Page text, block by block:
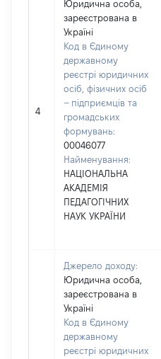
4
Юридична особа,
зареєстрована в
Україні
Код в Єдиному
державному
реєстрі юридичних
осіб, фізичних осіб
– підприємців та
громадських
формувань:
00046077
Найменування:
НАЦІОНАЛЬНА
АКАДЕМІЯ
ПЕДАГОГІЧНИХ
НАУК УКРАЇНИ
Джерело доходу:
Юридична особа,
зареєстрована в
Україні
Код в Єдиному
державному
реєстрі юридичних